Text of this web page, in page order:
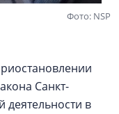
Фото: NSP
Санкт-
деятельности в